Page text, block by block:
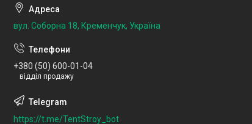
вул. Соборна 18, Кременчук, Україна
+380 (50) 600-01-04
відділ продажу
https://t.me/TentStroy_bot